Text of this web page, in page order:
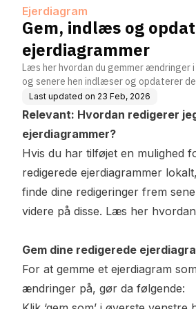
Ejerdiagram
Gem, indlæs og
ejerdiagrammer
Læs her hvordan du gemmer ændringer
og senere hen indlæser og opdaterer
Last updated on 23 Feb, 2026
Relevant: Hvordan redigerer
ejerdiagrammer?
Hvis du har tilføjet en mulighed
redigerede ejerdiagrammer
finde dine redigeringer frem
videre på disse. Læs her
Gem dine redigerede
For at gemme et ejerdiagram
ændringer på, gør da følgende: